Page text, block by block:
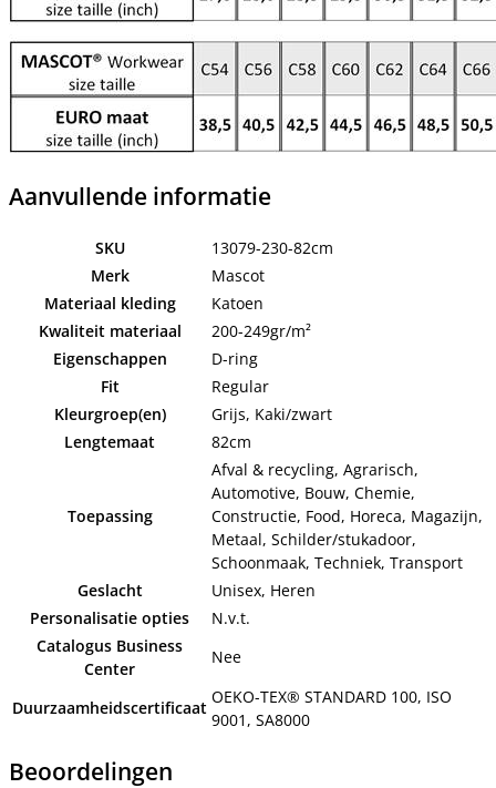
Aanvullende informatie
SKU
13079-230-82cm
Merk
Mascot
Materiaal kleding
Katoen
Kwaliteit materiaal
200-249gr/m²
Eigenschappen
D-ring
Fit
Regular
Kleurgroep(en)
Grijs, Kaki/zwart
Lengtemaat
82cm
Toepassing
Afval & recycling, Agrarisch,
Automotive, Bouw, Chemie,
Constructie, Food, Horeca, Magazijn,
Metaal, Schilder/stukadoor,
Schoonmaak, Techniek, Transport
Geslacht
Unisex, Heren
Personalisatie opties
N.v.t.
Catalogus Business
Center
Nee
Duurzaamheidscertificaat
OEKO-TEX® STANDARD 100, ISO
9001, SA8000
Beoordelingen